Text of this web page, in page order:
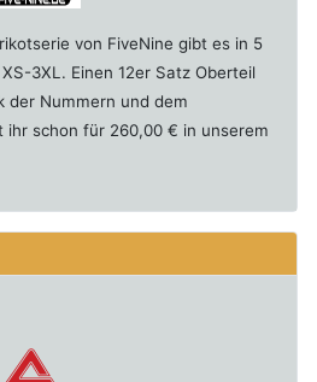
von FiveNine gibt es in 5
3XL. Einen 12er Satz Oberteil
der Nummern und dem
ihr schon für 260,00 € in unserem